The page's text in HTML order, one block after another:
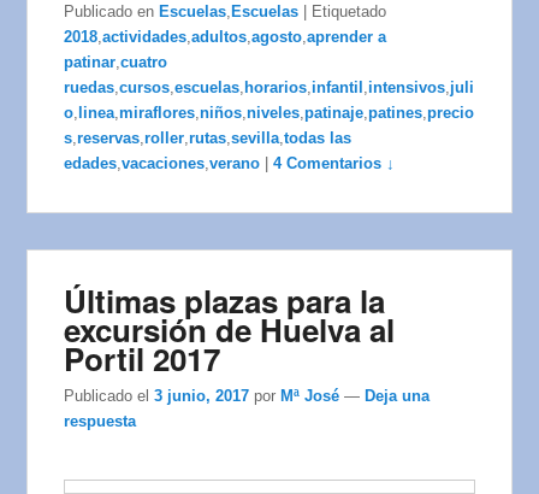
Publicado en Escuelas Escuelas
Etiquetado
2018 ,actividades ,adultos ,agosto ,aprender a
patinar ,cuatro
ruedas ,cursos ,escuelas horarios infantil intensivos juli
o linea ,miraflores ,niños ,niveles ,patinaje ,patines ,precio
s ,reservas ,roller ,rutas ,sevilla ,todas las
edades ,vacaciones ,verano |4 Comentarios ↓
Últimas plazas para la
excursión de Huelva al
Portil 2017
Publicado el3 junio, 2017 porMª José —Deja una
respuesta